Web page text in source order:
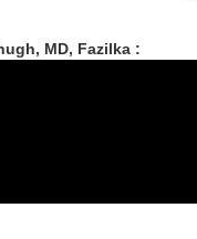
MD, Fazilka :